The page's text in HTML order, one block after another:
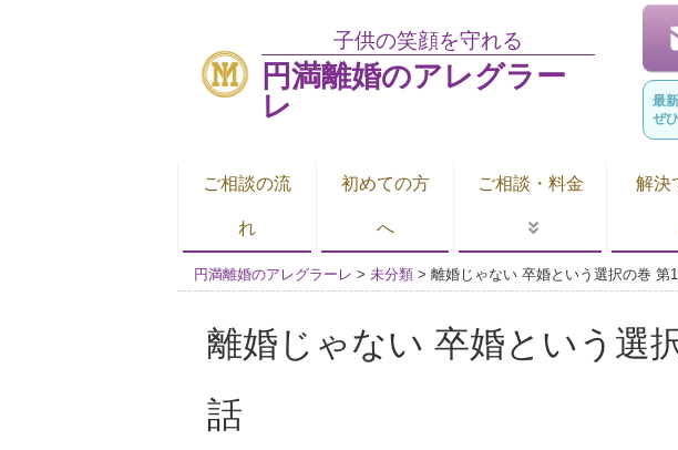
子供の笑顔を守れる
円満離婚のアレグラー
レ
最
ぜ
ご相談の流
れ
初めての方
へ
ご相談・料金 解決
円満離婚のアレグラーレ > 未分類 > 離婚じゃない 卒婚という選択の巻 第
離婚じゃない 卒婚という選
話